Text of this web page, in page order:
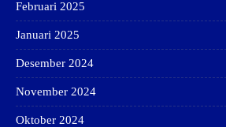
Februari 2025
Januari 2025
Desember 2024
November 2024
Oktober 2024